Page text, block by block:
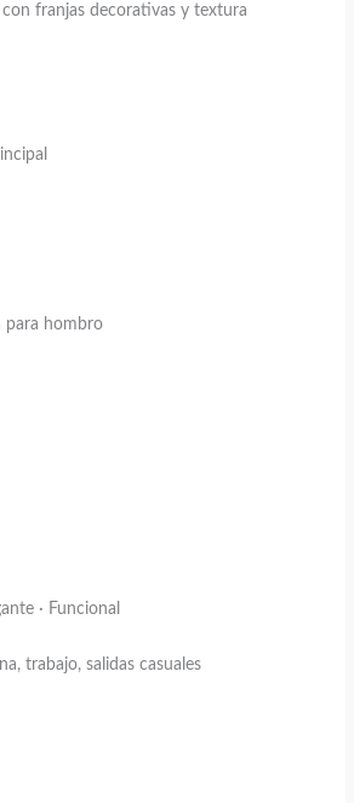
con franjas decorativas y textura
para hombro
· Funcional
trabajo, salidas casuales